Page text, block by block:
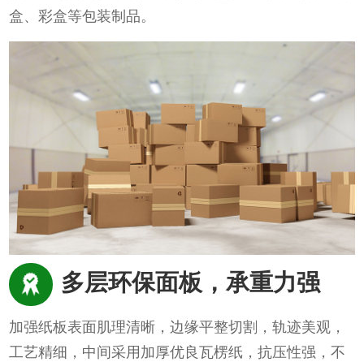
盒、彩盒等包装制品。
多层环保面板，承重力强
加强纸板表面肌理清晰，边缘平整切割，轨迹美观，
工艺精细，中间采用加厚优良瓦楞纸，抗压性强，不